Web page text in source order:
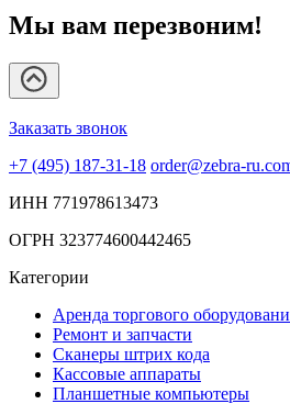
Мы вам перезвоним!
Заказать звонок
+7 (495) 187-31-18 order@zebra-
ИНН 771978613473
ОГРН 323774600442465
Категории
Аренда торгового
Ремонт и запчасти
Сканеры штрих кода
Кассовые аппараты
Планшетные компьютеры